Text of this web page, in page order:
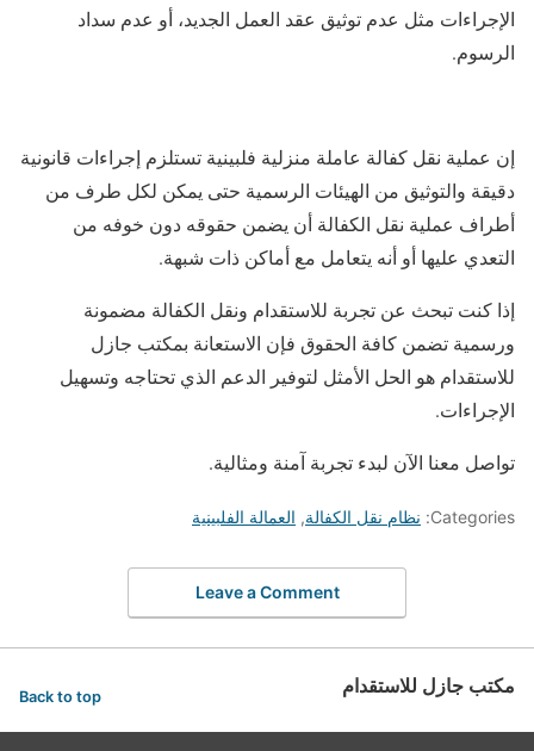
الإجراءات مثل عدم توثيق عقد العمل الجديد، أو عدم سداد
الرسوم.
إن عملية نقل كفالة عاملة منزلية فلبينية تستلزم إجراءات قانونية
دقيقة والتوثيق من الهيئات الرسمية حتى يمكن لكل طرف من
أطراف عملية نقل الكفالة أن يضمن حقوقه دون خوفه من
التعدي عليها أو أنه يتعامل مع أماكن ذات شبهة.
إذا كنت تبحث عن تجربة للاستقدام ونقل الكفالة مضمونة
ورسمية تضمن كافة الحقوق فإن الاستعانة بمكتب جازل
للاستقدام هو الحل الأمثل لتوفير الدعم الذي تحتاجه وتسهيل
الإجراءات.
تواصل معنا الآن لبدء تجربة آمنة ومثالية.
Categories: نظام نقل الكفالة, العمالة الفلبينية
Leave a Comment
مكتب جازل للاستقدام Back to top